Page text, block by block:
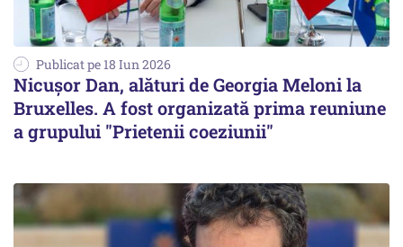
Publicat pe 18 Iun 2026
Nicuşor Dan, alături de Georgia Meloni la
Bruxelles. A fost organizată prima reuniune
a grupului "Prietenii coeziunii"